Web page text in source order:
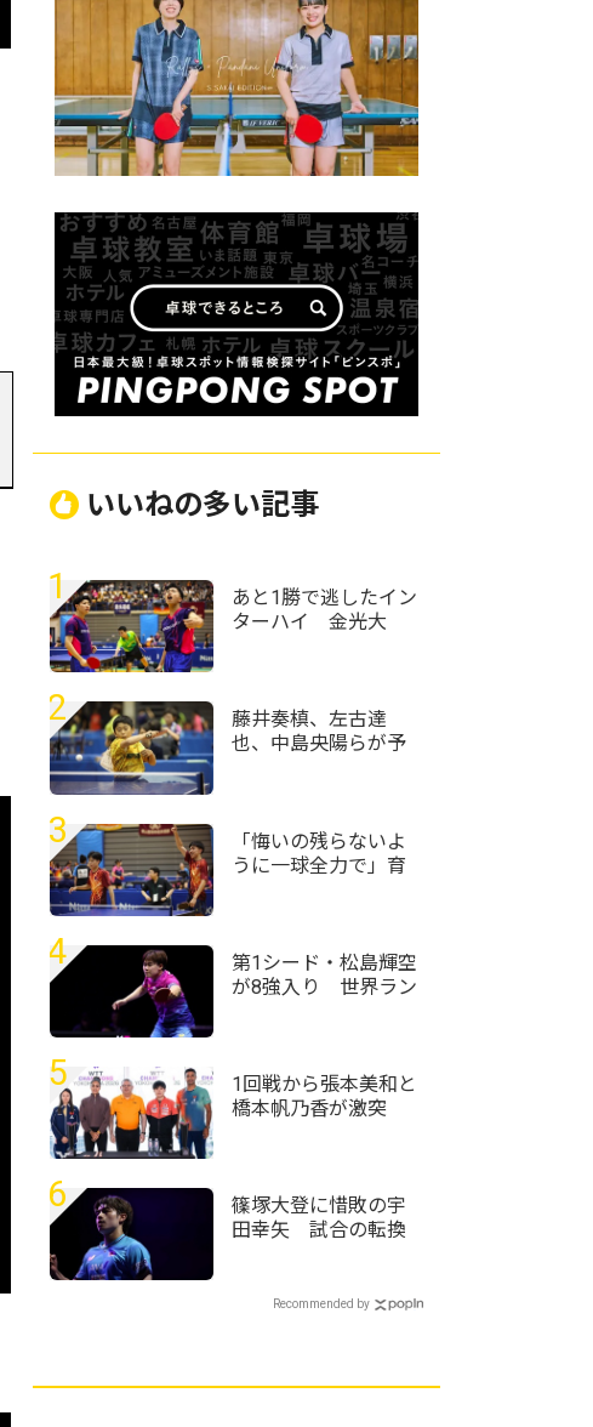
いいねの多い記事
1
あと1勝で逃したイン
ターハイ 金光大
球・近畿高校選手権
2026＞
2
藤井奏槙、左古達
也、中島央陽らが予
予選リーグ＞
3
「悔いの残らないよ
うに一球全力で」育
畿高校選手権2026/男
子ダブルス＞
4
第1シード・松島輝空
が8強入り 世界ラン
＞
5
1回戦から張本美和と
橋本帆乃香が激突
ンピオンズ横浜2026
＞
6
篠塚大登に惜敗の宇
田幸矢 試合の転換
った」＜卓球・WTT
Recommended by